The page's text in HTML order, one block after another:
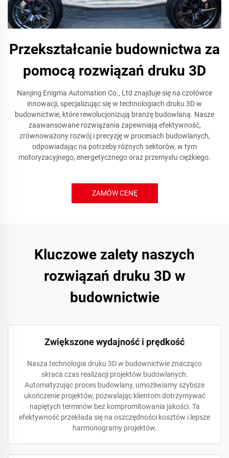
Przekształcanie budownictwa za
pomocą rozwiązań druku 3D
Nanjing Enigma Automation Co., Ltd znajduje się na czołówce
innowacji, specjalizując się w technologiach druku 3D w
budownictwie, które rewolucjonizują branżę budowlaną. Nasze
zaawansowane rozwiązania zapewniają efektywność,
zrównoważony rozwój i precyzję w procesach budowlanych,
odpowiadając na potrzeby różnych sektorów, w tym
motoryzacyjnego, energetycznego oraz przemysłu ciężkiego.
ZAMÓW CENĘ
Kluczowe zalety naszych
rozwiązań druku 3D w
budownictwie
Zwiększone wydajność i prędkość
Nasza technologia druku 3D w budownictwie znacząco
skraca czas realizacji projektów budowlanych.
Automatyzując proces budowlany, umożliwiamy szybsze
ukończenie projektów, pozwalając klientom dotrzymywać
napiętych terminów bez kompromitowania jakości. Ta
efektywność przekłada się na oszczędności kosztów i lepsze
harmonogramy projektów.